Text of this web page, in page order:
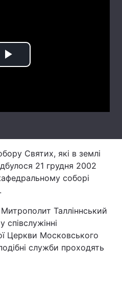
Статті
Вакансії
Play
Святих, які в землі
21 грудня 2002
соборі
Талліннський
співслужінні
Церкви Московського
служби проходять